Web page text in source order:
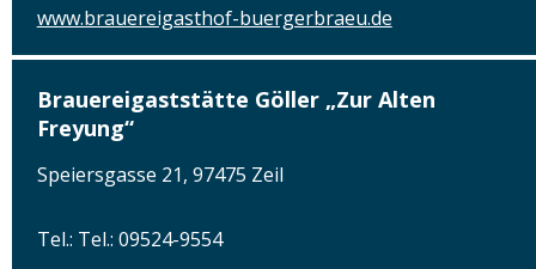
www.brauereigasthof-buergerbraeu.de
Brauereigaststätte Göller „Zur Alten
Freyung“
Speiersgasse 21, 97475 Zeil
Tel.: Tel.: 09524-9554